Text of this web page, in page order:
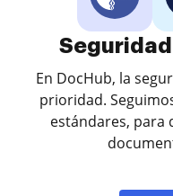
En DocHub, la
prioridad.
estándares, para